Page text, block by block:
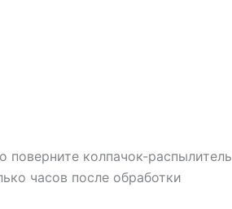
поверните колпачок-распылитель
часов после обработки